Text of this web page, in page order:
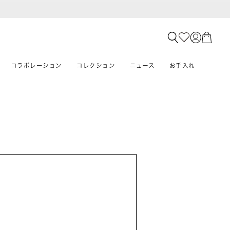
コラボレーション コレクション ニュース お手入れ